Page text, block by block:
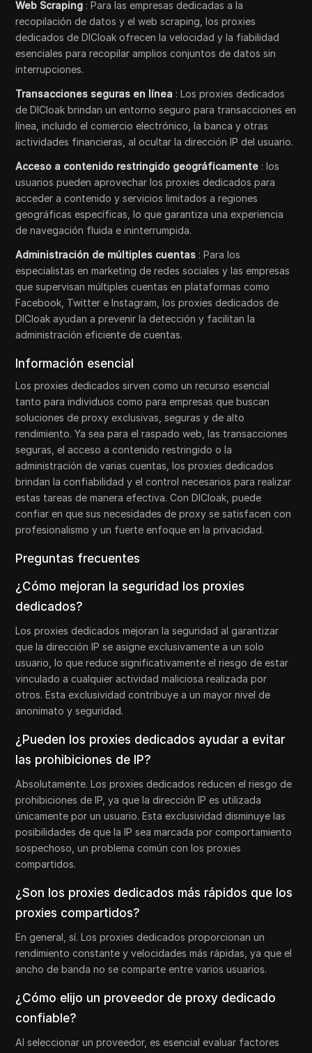
Web Scraping : Para las empresas dedicadas a la
recopilación de datos y el web scraping, los proxies
dedicados de DICloak ofrecen la velocidad y la fiabilidad
esenciales para recopilar amplios conjuntos de datos sin
interrupciones.
Transacciones seguras en línea : Los proxies dedicados
de DICloak brindan un entorno seguro para transacciones en
línea, incluido el comercio electrónico, la banca y otras
actividades financieras, al ocultar la dirección IP del usuario.
Acceso a contenido restringido geográficamente : los
usuarios pueden aprovechar los proxies dedicados para
acceder a contenido y servicios limitados a regiones
geográficas específicas, lo que garantiza una experiencia
de navegación fluida e ininterrumpida.
Administración de múltiples cuentas : Para los
especialistas en marketing de redes sociales y las empresas
que supervisan múltiples cuentas en plataformas como
Facebook, Twitter e Instagram, los proxies dedicados de
DICloak ayudan a prevenir la detección y facilitan la
administración eficiente de cuentas.
Información esencial
Los proxies dedicados sirven como un recurso esencial
tanto para individuos como para empresas que buscan
soluciones de proxy exclusivas, seguras y de alto
rendimiento. Ya sea para el raspado web, las transacciones
seguras, el acceso a contenido restringido o la
administración de varias cuentas, los proxies dedicados
brindan la confiabilidad y el control necesarios para realizar
estas tareas de manera efectiva. Con DICloak, puede
confiar en que sus necesidades de proxy se satisfacen con
profesionalismo y un fuerte enfoque en la privacidad.
Preguntas frecuentes
¿Cómo mejoran la seguridad los proxies
dedicados?
Los proxies dedicados mejoran la seguridad al garantizar
que la dirección IP se asigne exclusivamente a un solo
usuario, lo que reduce significativamente el riesgo de estar
vinculado a cualquier actividad maliciosa realizada por
otros. Esta exclusividad contribuye a un mayor nivel de
anonimato y seguridad.
¿Pueden los proxies dedicados ayudar a evitar
las prohibiciones de IP?
Absolutamente. Los proxies dedicados reducen el riesgo de
prohibiciones de IP, ya que la dirección IP es utilizada
únicamente por un usuario. Esta exclusividad disminuye las
posibilidades de que la IP sea marcada por comportamiento
sospechoso, un problema común con los proxies
compartidos.
¿Son los proxies dedicados más rápidos que los
proxies compartidos?
En general, sí. Los proxies dedicados proporcionan un
rendimiento constante y velocidades más rápidas, ya que el
ancho de banda no se comparte entre varios usuarios.
¿Cómo elijo un proveedor de proxy dedicado
confiable?
Al seleccionar un proveedor, es esencial evaluar factores